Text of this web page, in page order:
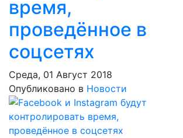
время,
проведённое в
соцсетях
Среда, 01 Август 2018
Опубликовано в Новости